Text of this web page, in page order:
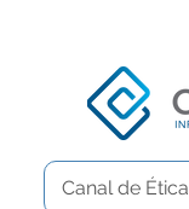
Canal de Ética